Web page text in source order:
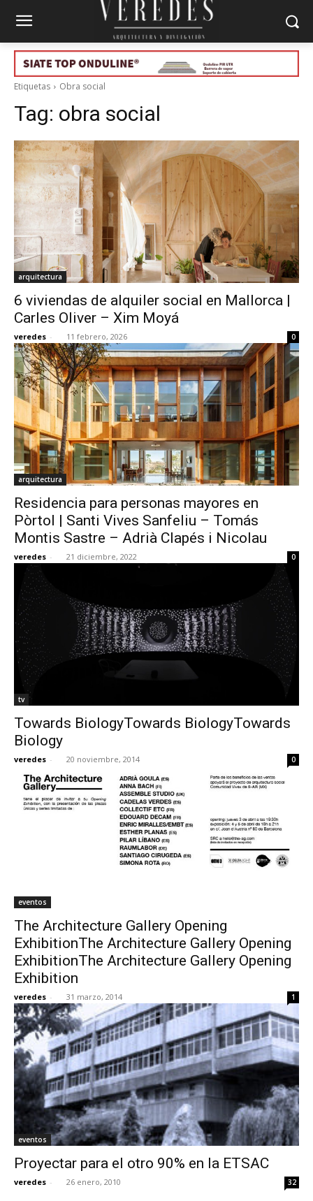
Etiquetas Obra social
Tag: obra social
arquitectura
6 viviendas de alquiler social en Mallorca |
Carles Oliver – Xim Moyá
veredes - 11 febrero, 2026 0
arquitectura
Residencia para personas mayores en
Pòrtol | Santi Vives Sanfeliu – Tomás
Montis Sastre – Adrià Clapés i Nicolau
veredes - 21 diciembre, 2022 0
tv
Towards BiologyTowards BiologyTowards
Biology
veredes - 20 noviembre, 2014 0
eventos
The Architecture Gallery Opening
ExhibitionThe Architecture Gallery Opening
ExhibitionThe Architecture Gallery Opening
Exhibition
veredes - 31 marzo, 2014 1
eventos
Proyectar para el otro 90% en la ETSAC
veredes - 26 enero, 2010 32